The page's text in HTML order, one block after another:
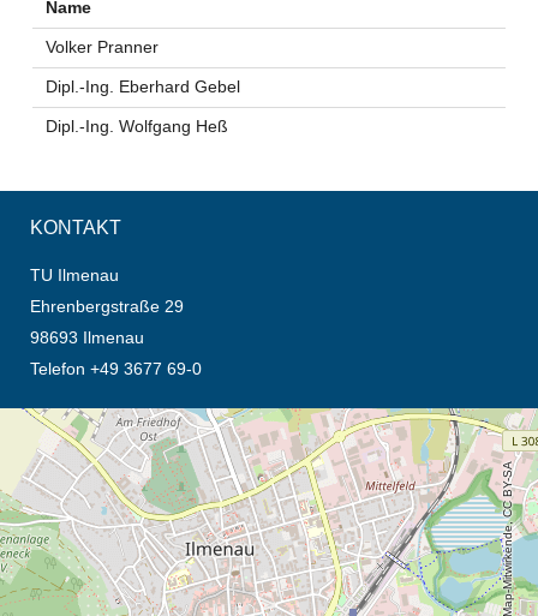
Name
Volker Pranner
Dipl.-Ing. Eberhard Gebel
Dipl.-Ing. Wolfgang Heß
KONTAKT
TU Ilmenau
Ehrenbergstraße 29
98693 Ilmenau
Telefon +49 3677 69-0
Öffnet die Anfahrtsbeschreibung in neuem Tab (Karte)